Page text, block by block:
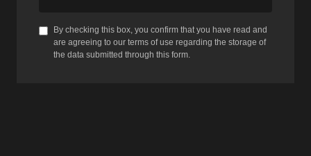
By checking this box, you confirm that you have read and
are agreeing to our terms of use regarding the storage of
the data submitted through this form.